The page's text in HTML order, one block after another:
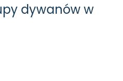
dywanów w